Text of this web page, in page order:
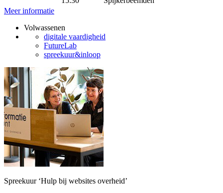
Meer informatie
Volwassenen
digitale vaardigheid
FutureLab
spreekuur&inloop
Spreekuur ‘Hulp bij websites overheid’